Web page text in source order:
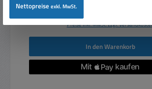
Preise inkl. MwSt. zzgl.
In den Warenkorb
Nettopreiseexkl. MwSt.